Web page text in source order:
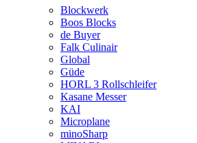
Blockwerk
Boos Blocks
de Buyer
Falk Culinair
Global
Güde
HORL 3 Rollschleifer
Kasane Messer
KAI
Microplane
minoSharp